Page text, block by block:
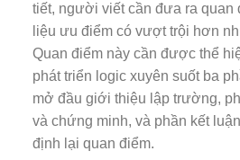
tiết, người viết cần đưa ra quan
liệu ưu điểm có vượt trội hơn
Quan điểm này cần được thể
phát triển logic xuyên suốt ba
mở đầu giới thiệu lập trường,
và chứng minh, và phần kết
định lại quan điểm.